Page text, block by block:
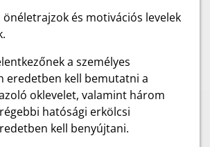
önéletrajzok és motivációs levelek
a személyes
eredetben kell bemutatni a
oklevelet, valamint három
hatósági erkölcsi
kell benyújtani.